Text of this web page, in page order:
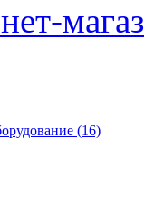
(16)